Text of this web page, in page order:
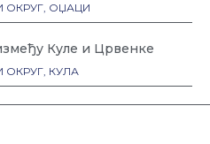
ОКРУГ, ОЏАЦИ
Куле и Црвенке
ОКРУГ, КУЛА